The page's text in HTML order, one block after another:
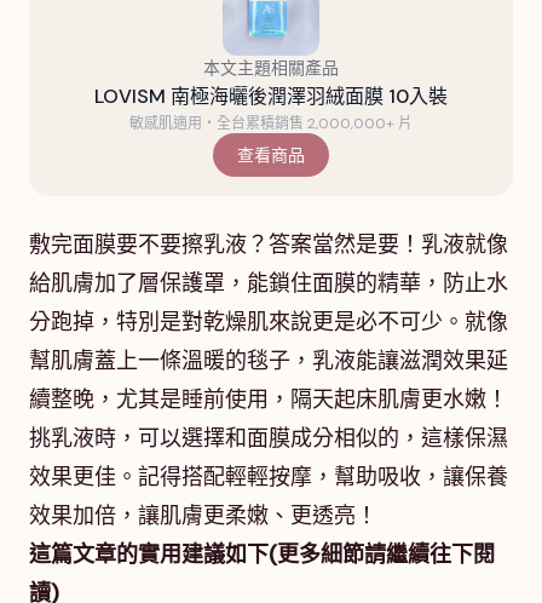
本文主題相關產品
LOVISM 南極海曬後潤澤羽絨面膜 10入裝
敏感肌適用・全台累積銷售 2,000,000+ 片
查看商品
敷完面膜要不要擦乳液？答案當然是要！乳液就像
給肌膚加了層保護罩，能鎖住面膜的精華，防止水
分跑掉，特別是對乾燥肌來說更是必不可少。就像
幫肌膚蓋上一條溫暖的毯子，乳液能讓滋潤效果延
續整晚，尤其是睡前使用，隔天起床肌膚更水嫩！
挑乳液時，可以選擇和面膜成分相似的，這樣保濕
效果更佳。記得搭配輕輕按摩，幫助吸收，讓保養
效果加倍，讓肌膚更柔嫩、更透亮！
這篇文章的實用建議如下(更多細節請繼續往下閱
讀)